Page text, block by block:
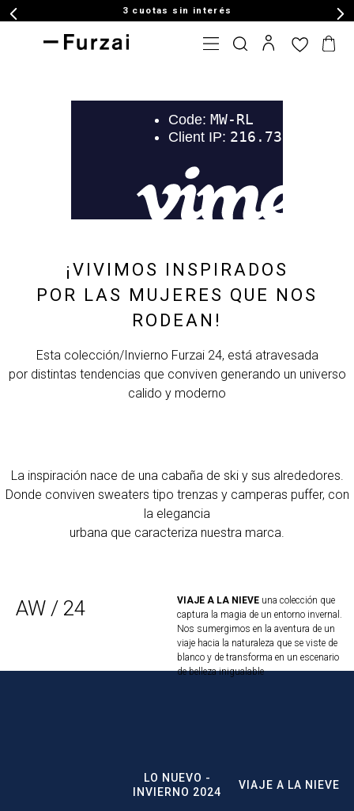
3 cuotas sin interés
¡VIVIMOS INSPIRADOS
POR LAS MUJERES QUE NOS
RODEAN!
Esta colección/Invierno Furzai 24, está atravesada
por distintas tendencias que conviven generando un universo
calido y moderno
La inspiración nace de una cabaña de ski y sus alrededores.
Donde conviven sweaters tipo trenzas y camperas puffer, con
la elegancia
urbana que caracteriza nuestra marca.
AW / 24 VIAJE A LA NIEVE una colección que
captura la magia de un entorno invernal.
Nos sumergimos en la aventura de un
viaje hacia la naturaleza que se viste de
blanco y de transforma en un escenario
de belleza inigualable
LO NUEVO -
INVIERNO 2024
VIAJE A LA NIEVE